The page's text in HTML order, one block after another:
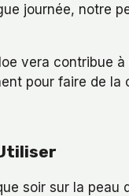
journée, notre
vera contribue
pour faire de la
soir sur la